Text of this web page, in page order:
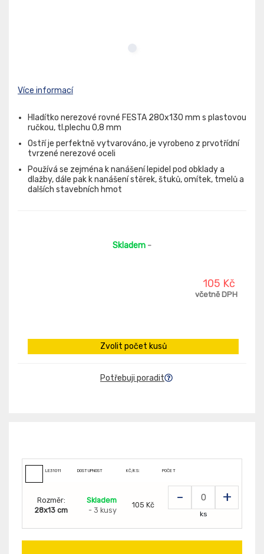
Více informací
Hladítko nerezové rovné FESTA 280x130 mm s plastovou
ručkou, tl.plechu 0,8 mm
Ostří je perfektně vytvarováno, je vyrobeno z prvotřídní
tvrzené nerezové oceli
Používá se zejména k nanášení lepidel pod obklady a
dlažby, dále pak k nanášení stěrek, štuků, omítek, tmelů a
dalších stavebních hmot
Skladem -
105 Kč
včetně DPH
Zvolit počet kusů
Potřebuji poradit
LE31011 DOSTUPNOST KČ/KS: POČET
Rozměr:
28x13 cm
Skladem
- 3 kusy
105 Kč - +
ks